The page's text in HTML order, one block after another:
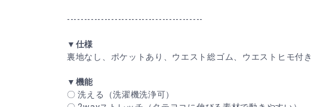
----------------------------------------
▼仕様
裏地なし、ポケットあり、ウエスト総ゴム、ウエストヒモ付き
▼機能
〇 洗える（洗濯機洗浄可）